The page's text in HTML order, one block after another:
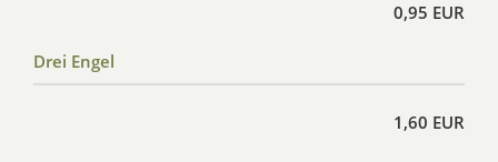
0,95 EUR
Drei Engel
1,60 EUR